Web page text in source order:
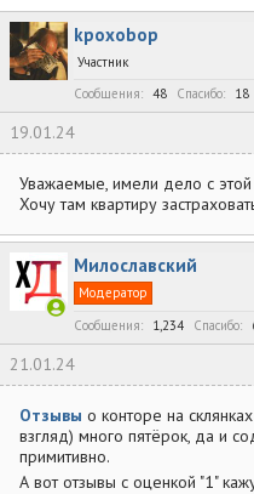
р
т
е
м
н
а
ч
л
kpoxobop
Участник
Сообщения
48 Спасибо 18
19.01.24
Уважаемые, имели дело с
Хочу там квартиру
Милославский
Модератор
Сообщения
1,234 Спасибо
21.01.24
Отзывы о конторе на
взгляд) много пятёрок, да и
примитивно.
А вот отзывы с оценкой "1"